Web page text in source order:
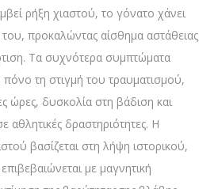
ρήξη χιαστού, το γόνατο χάνει
προκαλώντας αίσθημα αστάθειας
Τα συχνότερα συμπτώματα
τη στιγμή του τραυματισμού,
ώρες, δυσκολία στη βάδιση και
αθλητικές δραστηριότητες. Η
βασίζεται στη λήψη ιστορικού,
με μαγνητική